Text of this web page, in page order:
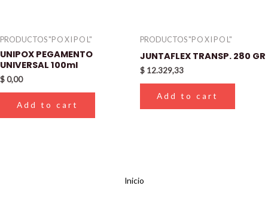
PRODUCTOS "P O X I P O L"
UNIPOX PEGAMENTO
UNIVERSAL 100ml
$0,00
Add to cart
PRODUCTOS "P O X I P O L"
JUNTAFLEX TRANSP. 280 GR
$ 12.329,33
Add to cart
Inicio